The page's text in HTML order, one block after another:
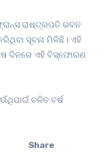
ରାଷ୍ଟ୍ରପତି ଭବନ
ସୂଚନା ମିଳିଛି। ଏହି
ଦିନରେ ଏହି ବିସ୍ଫୋରଣ
ଚଳିତ ବର୍ଷ
Share